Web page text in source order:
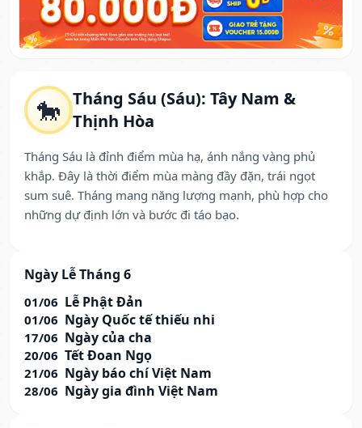
🐎 Tháng Sáu (Sáu): Tây Nam &
Thịnh Hòa
Tháng Sáu là đỉnh điểm mùa hạ, ánh nắng vàng phủ
khắp. Đây là thời điểm mùa màng đầy đặn, trái ngọt
sum suê. Tháng mang năng lượng mạnh, phù hợp cho
những dự định lớn và bước đi táo bạo.
Ngày Lễ Tháng 6
01/06 Lễ Phật Đản
01/06 Ngày Quốc tế thiếu nhi
17/06 Ngày của cha
20/06 Tết Đoan Ngọ
21/06 Ngày báo chí Việt Nam
28/06 Ngày gia đình Việt Nam